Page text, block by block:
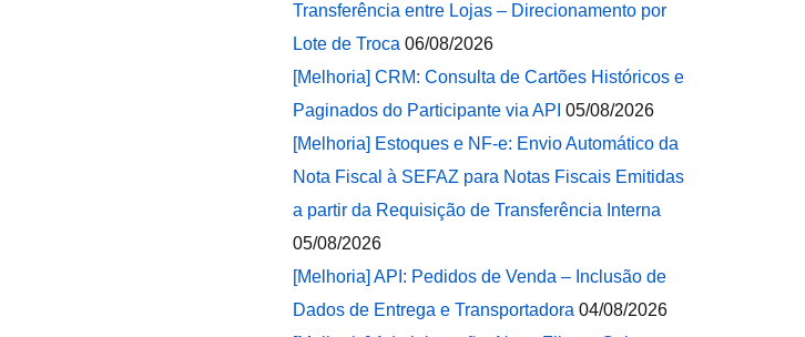
Transferência entre Lojas – Direcionamento por
Lote de Troca 06/08/2026
[Melhoria] CRM: Consulta de Cartões Históricos e
Paginados do Participante via API 05/08/2026
[Melhoria] Estoques e NF-e: Envio Automático da
Nota Fiscal à SEFAZ para Notas Fiscais Emitidas
a partir da Requisição de Transferência Interna
05/08/2026
[Melhoria] API: Pedidos de Venda – Inclusão de
Dados de Entrega e Transportadora 04/08/2026